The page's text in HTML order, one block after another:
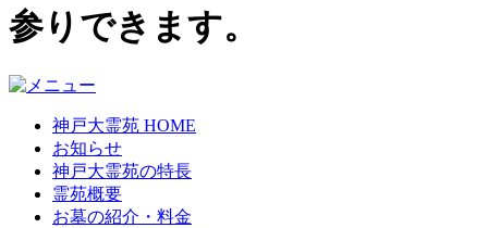
参りできます。
神戸大霊苑 HOME
お知らせ
神戸大霊苑の特長
霊苑概要
お墓の紹介・料金